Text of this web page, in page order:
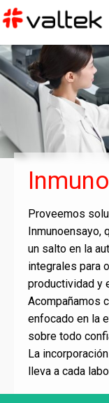
Productos
Diagnóstico
Química Clínica
Hematología
Microbiología
Biología Molecular
Coagulación
Gases y Electrolitos
HPLC
Informática médica
Soporte Post
Blog
Documentación
Fichas de
Certificados de
Controles y
Política de
Nosotros
Canal de
Contacto
Proveemos
Inmunoensayo,
un salto en la
integrales para
productividad y
Acompañamos
enfocado en la
sobre todo
La
lleva a cada